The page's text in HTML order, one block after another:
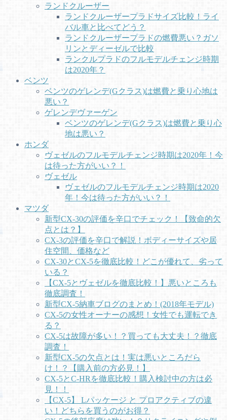
ランドクルーザー
ランドクルーザープラドサイズ比較！ライ
バル車と比べてどう？
ランドクルーザープラドの燃費悪い？ガソ
リンとディーゼルで比較
ランクルプラドのフルモデルチェンジ時期
は2020年？
ベンツ
ベンツのゲレンデ(Gクラス)は燃費と乗り心地は
悪い？
ゲレンデヴァーゲン
ベンツのゲレンデ(Gクラス)は燃費と乗り心
地は悪い？
ホンダ
ヴェゼルのフルモデルチェンジ時期は2020年！今
は待った方がいい？！
ヴェゼル
ヴェゼルのフルモデルチェンジ時期は2020
年！今は待った方がいい？！
マツダ
新型CX-30の評価を辛口でチェック！【致命的欠
点とは？】
CX-3の評価を辛口で解説！ボディーサイズや居
住空間、価格など
CX-30とCX-5を徹底比較！どこが優れて、劣って
いる？
【CX-5とヴェゼルを徹底比較！】悪いところも
徹底調査！
新型CX-5納車ブログのまとめ！(2018年モデル)
CX-5の女性オーナーの感想！女性でも運転でき
る？
CX-5は故障が多い！？買っても大丈夫！？徹底
調査！
新型CX-5の欠点とは！実は悪いところだら
け！？【購入前の方必見！】
CX-5とC-HRを徹底比較！購入検討中の方は必
見！！
【CX-5】 Lパッケージ と プロアクティブの違
い！どちらを買うのがお得？